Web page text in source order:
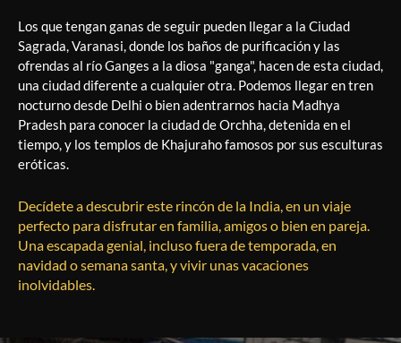
Los que tengan ganas de seguir pueden llegar a la Ciudad
Sagrada, Varanasi, donde los baños de purificación y las
ofrendas al río Ganges a la diosa "ganga", hacen de esta ciudad,
una ciudad diferente a cualquier otra. Podemos llegar en tren
nocturno desde Delhi o bien adentrarnos hacia Madhya
Pradesh para conocer la ciudad de Orchha, detenida en el
tiempo, y los templos de Khajuraho famosos por sus esculturas
eróticas.
Decídete a descubrir este rincón de la India, en un viaje
perfecto para disfrutar en familia, amigos o bien en pareja.
Una escapada genial, incluso fuera de temporada, en
navidad o semana santa, y vivir unas vacaciones
inolvidables.